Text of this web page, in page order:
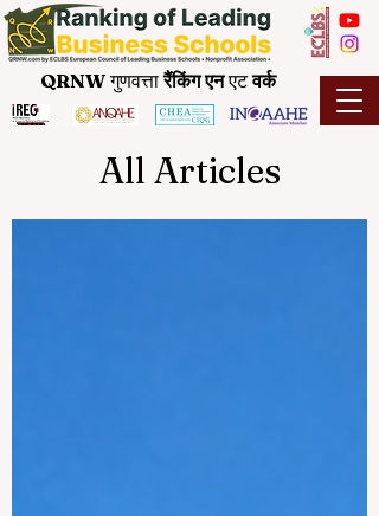
QRNWगुणवत्तारैंकिंग एनएटवर्क
All Articles